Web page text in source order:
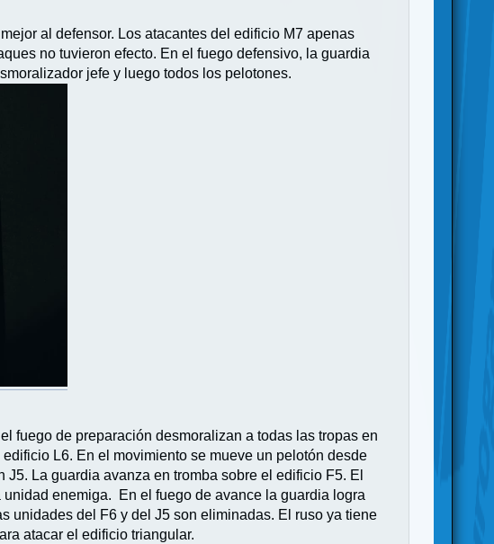
al defensor. Los atacantes del edificio M7 apenas
no tuvieron efecto. En el fuego defensivo, la guardia
jefe y luego todos los pelotones.
fuego de preparación desmoralizan a todas las tropas en
L6. En el movimiento se mueve un pelotón desde
La guardia avanza en tromba sobre el edificio F5. El
enemiga. En el fuego de avance la guardia logra
unidades del F6 y del J5 son eliminadas. El ruso ya tiene
atacar el edificio triangular.